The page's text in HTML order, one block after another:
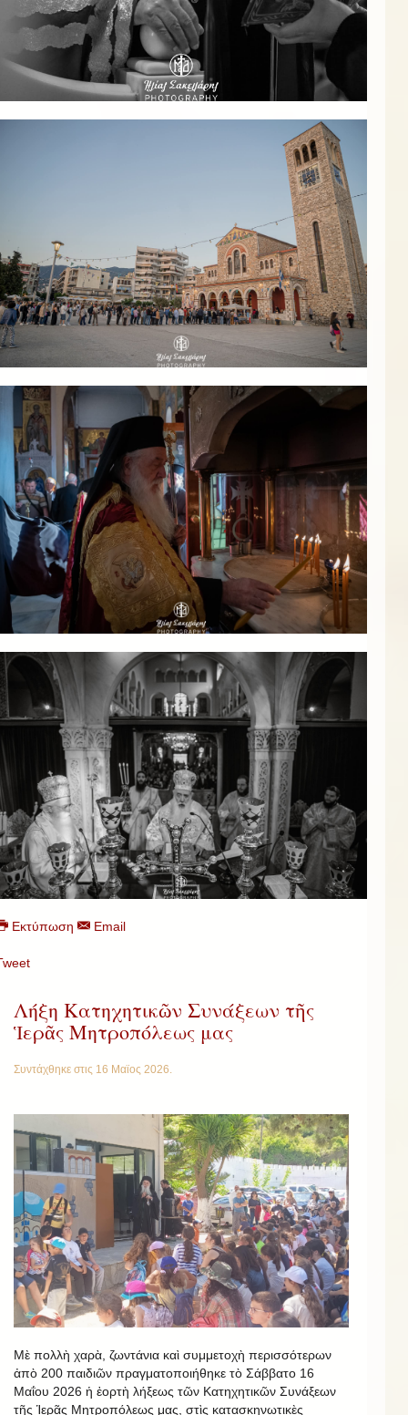
Εκτύπωση Email
Λήξη Κατηχητικῶν Συνάξεων τῆς
Ἱερᾶς Μητροπόλεως μας
Συντάχθηκε στις 16 Μαϊος 2026.
Μὲ πολλὴ χαρὰ, ζωντάνια καὶ συμμετοχὴ περισσότερων
ἀπὸ 200 παιδιῶν πραγματοποιήθηκε τὸ Σάββατο 16
Μαΐου 2026 ἡ ἐορτὴ λήξεως τῶν Κατηχητικῶν Συνάξεων
τῆς Ἱερᾶς Μητροπόλεως μας, στὶς κατασκηνωτικὲς